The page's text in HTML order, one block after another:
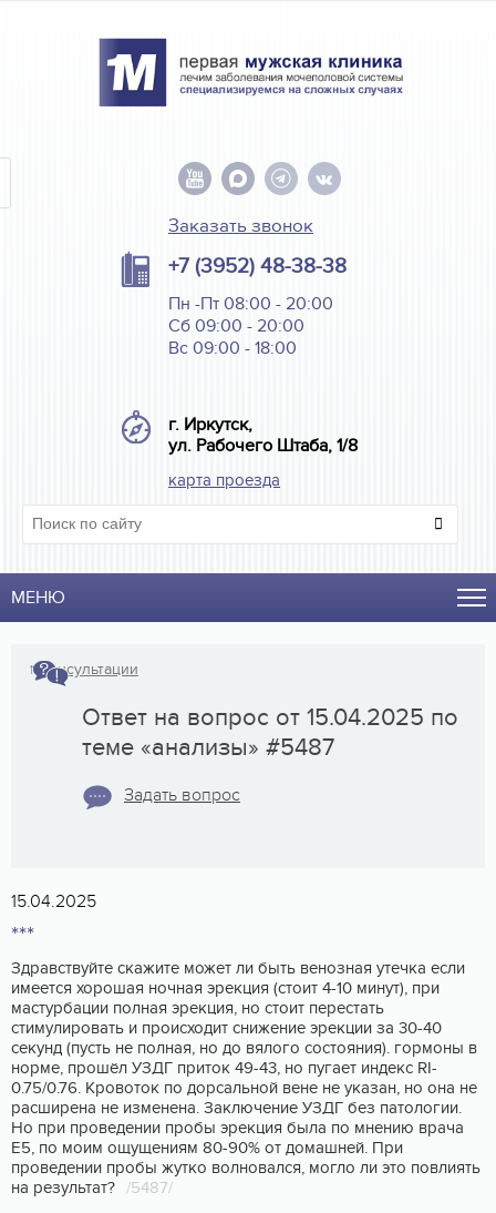
Заказать звонок
+7 (3952) 48-38-38
Пн -Пт 08:00 - 20:00
Сб 09:00 - 20:00
Вс 09:00 - 18:00
г. Иркутск,
ул. Рабочего Штаба, 1/8
карта проезда
МЕНЮ
↑Консультации
Ответ на вопрос от 15.04.2025 по
теме «анализы» #5487
Задать вопрос
15.04.2025
***
Здравствуйте скажите может ли быть венозная утечка если
имеется хорошая ночная эрекция (стоит 4-10 минут), при
мастурбации полная эрекция, но стоит перестать
стимулировать и происходит снижение эрекции за 30-40
секунд (пусть не полная, но до вялого состояния). гормоны в
норме, прошёл УЗДГ приток 49-43, но пугает индекс RI-
0.75/0.76. Кровоток по дорсальной вене не указан, но она не
расширена не изменена. Заключение УЗДГ без патологии.
Но при проведении пробы эрекция была по мнению врача
Е5, по моим ощущениям 80-90% от домашней. При
проведении пробы жутко волновался, могло ли это повлиять
на результат? /5487/